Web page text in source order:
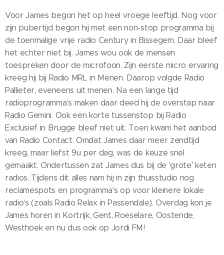
Voor James begon het op heel vroege leeftijd. Nog voor
zijn pubertijd begon hij met een non-stop programma bij
de toenmalige vrije radio Century in Bissegem. Daar bleef
het echter niet bij. James wou ook de mensen
toespreken door de microfoon. Zijn eerste micro ervaring
kreeg hij bij Radio MRL in Menen. Daarop volgde Radio
Pallieter, eveneens uit menen. Na een lange tijd
radioprogramma's maken daar deed hij de overstap naar
Radio Gemini. Ook een korte tussenstop bij Radio
Exclusief in Brugge bleef niet uit. Toen kwam het aanbod
van Radio Contact. Omdat James daar meer zendtijd
kreeg, maar liefst 9u per dag, was de keuze snel
gemaakt. Ondertussen zat James dus bij de 'grote' keten
radios. Tijdens dit alles nam hij in zijn thuisstudio nog
reclamespots en programma's op voor kleinere lokale
radio's (zoals Radio Relax in Passendale). Overdag kon je
James horen in Kortrijk, Gent, Roeselare, Oostende,
Westhoek en nu dus ook op Jordi FM!